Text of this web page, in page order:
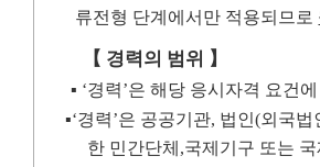
류전형 단계에서만 적용되므로
【 경력의 범위 】
▪ ‘경력’은 해당 응시자격 요건
▪‘경력’은 공공기관, 법인(외국법
한 민간단체 ,국제기구 또는